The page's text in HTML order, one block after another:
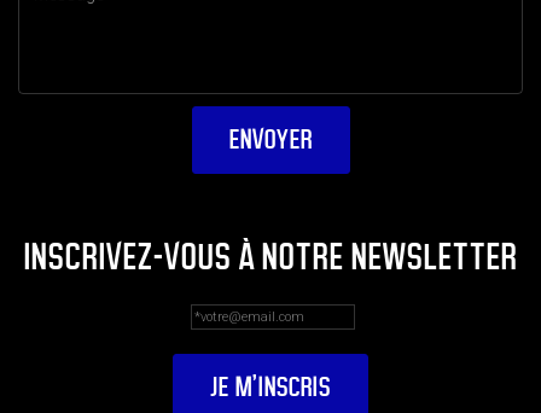
INSCRIVEZ-VOUS À NOTRE NEWSLETTER